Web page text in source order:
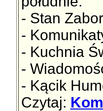
- Stan
-
- Kuchnia
-
- Kącik
Czytaj: